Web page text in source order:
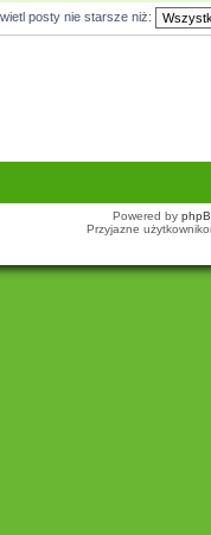
posty nie starsze niż:
Powered by
Przyjazne